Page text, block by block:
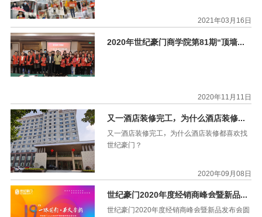
2021年03月16日
2020年世纪豪门商学院第81期“顶墙设计班”圆满结束
2020年11月11日
又一酒店装修完工，为什么酒店装修都喜欢找世纪豪门？
又一酒店装修完工，为什么酒店装修都喜欢找
世纪豪门？
2020年09月08日
世纪豪门2020年度经销商峰会暨新品发布会圆满落幕
世纪豪门2020年度经销商峰会暨新品发布会圆